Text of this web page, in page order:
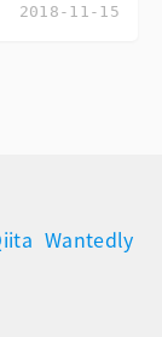
2018-11-15
Wantedly